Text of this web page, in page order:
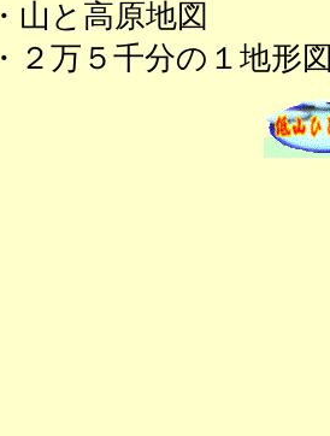
・山と高原地
・２万５千分の１地